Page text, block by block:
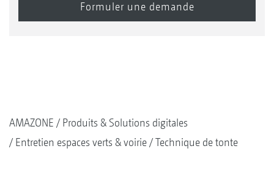
AMAZONE
Produits & Solutions digitales
Entretien espaces verts & voirie
Technique de tonte